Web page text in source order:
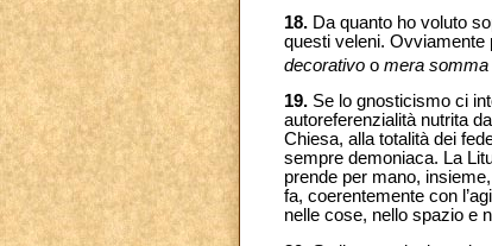
18. Da quanto ho voluto
questi veleni. Ovviamente
decorativo o mera somma
19. Se lo gnosticismo ci
autoreferenzialità nutrita
Chiesa, alla totalità dei
sempre demoniaca. La
prende per mano,
fa, coerentemente con
nelle cose, nello spazio e